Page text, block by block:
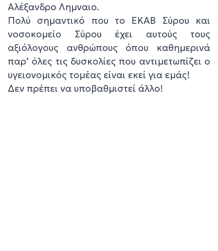
Αλέξανδρο Λημναιο.
Πολύ σημαντικό που το ΕΚΑΒ Σύρου και
νοσοκομείο Σύρου έχει αυτούς τους
αξιόλογους ανθρώπους όπου καθημερινά
παρ’ όλες τις δυσκολίες που αντιμετωπίζει ο
υγειονομικός τομέας είναι εκεί για εμάς!
Δεν πρέπει να υποβαθμιστεί άλλο!